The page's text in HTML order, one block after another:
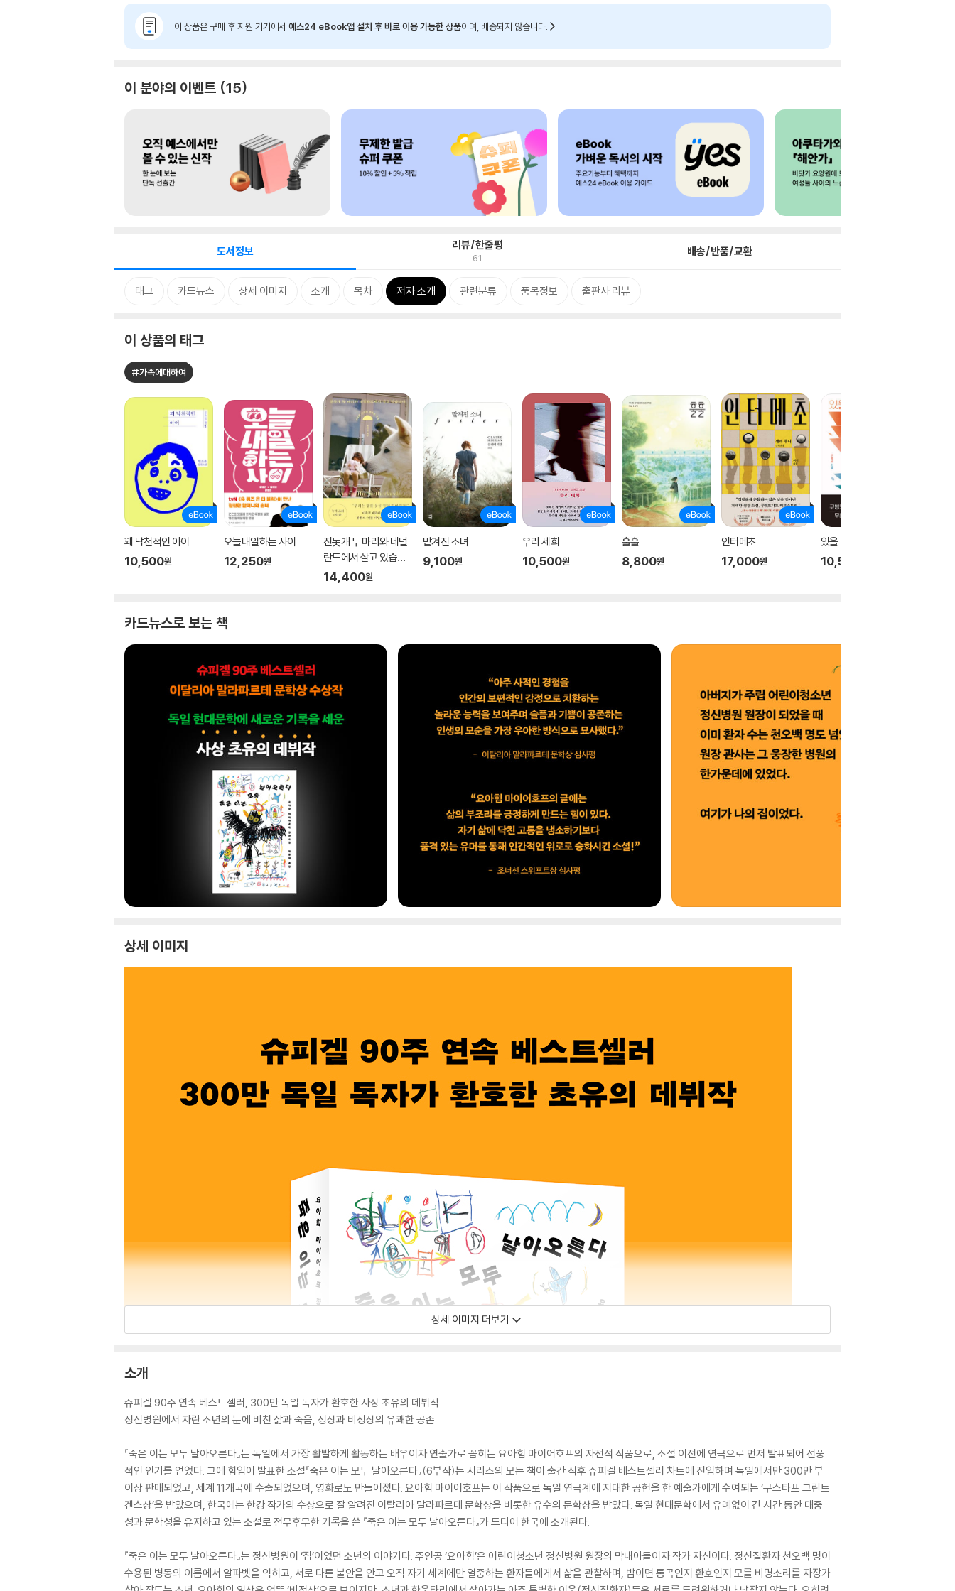
이 상품은 구매 후 지원 기기에서 예스24 eBook앱 설치 후 바로 이용 가능한 상품이며, 배송되지 않습니다.
이 분야의 이벤트 15
도서정보 리뷰/한줄평
61 배송/반품/교환
태그 카드뉴스 상세 이미지 소개 목차 저자 소개 관련분류 품목정보 출판사 리뷰
이 상품의 태그
#가족에대하여
꽤 낙천적인 아이
10,500원
오늘내일하는 사이
12,250원
진돗개 두 마리와 네덜
란드에서 살고 있습니
다
14,400원
맡겨진 소녀
9,100원
우리 세희
10,500원
훌훌
8,800원
인터메초
17,000원
있을 법한 모든 것
10,500
카드뉴스로 보는 책
상세 이미지
상세 이미지 더보기
소개
슈피겔 90주 연속 베스트셀러, 300만 독일 독자가 환호한 사상 초유의 데뷔작
정신병원에서 자란 소년의 눈에 비친 삶과 죽음, 정상과 비정상의 유쾌한 공존
『죽은 이는 모두 날아오른다』는 독일에서 가장 활발하게 활동하는 배우이자 연출가로 꼽히는 요아힘 마이어호프의 자전적 작품으로, 소설 이전에 연극으로 먼저 발표되어 선풍
적인 인기를 얻었다. 그에 힘입어 발표한 소설『죽은 이는 모두 날아오른다』(6부작)는 시리즈의 모든 책이 출간 직후 슈피겔 베스트셀러 차트에 진입하며 독일에서만 300만 부
이상 판매되었고, 세계 11개국에 수출되었으며, 영화로도 만들어졌다. 요아힘 마이어호프는 이 작품으로 독일 연극계에 지대한 공헌을 한 예술가에게 수여되는 ‘구스타프 그린트
겐스상’을 받았으며, 한국에는 한강 작가의 수상으로 잘 알려진 이탈리아 말라파르테 문학상을 비롯한 유수의 문학상을 받았다. 독일 현대문학에서 유례없이 긴 시간 동안 대중
성과 문학성을 유지하고 있는 소설로 전무후무한 기록을 쓴 『죽은 이는 모두 날아오른다』가 드디어 한국에 소개된다.
『죽은 이는 모두 날아오른다』는 정신병원이 ‘집’이었던 소년의 이야기다. 주인공 ‘요아힘’은 어린이청소년 정신병원 원장의 막내아들이자 작가 자신이다. 정신질환자 천오백 명이
수용된 병동의 이름에서 알파벳을 익히고, 서로 다른 불안을 안고 오직 자기 세계에만 열중하는 환자들에게서 삶을 관찰하며, 밤이면 통곡인지 환호인지 모를 비명소리를 자장가